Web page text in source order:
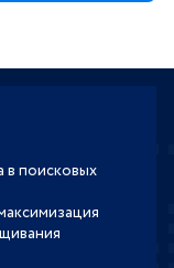
поисковых